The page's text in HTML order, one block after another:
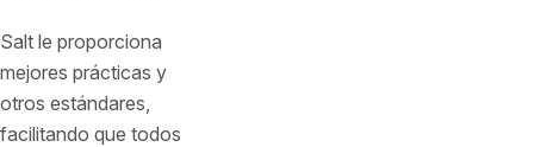
Salt le proporciona
mejores prácticas y
otros estándares,
facilitando que todos